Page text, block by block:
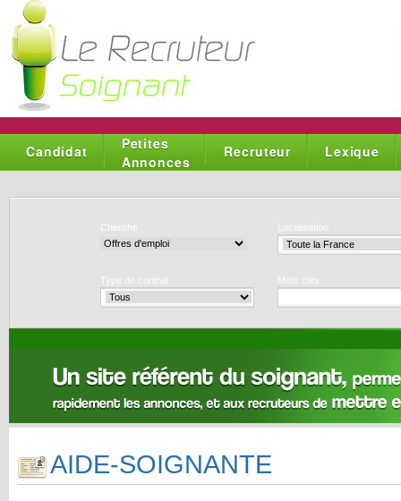
Candidat
Petites
Annonces
Recruteur Lexique
Cherche Localisation
Type de contrat Mots clés
AIDE-SOIGNANTE